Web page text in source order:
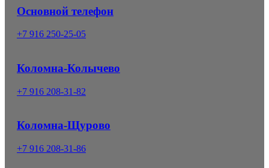
Основной телефон
+7 916 250-25-05
Коломна-Колычево
+7 916 208-31-82
Коломна-Щурово
+7 916 208-31-86